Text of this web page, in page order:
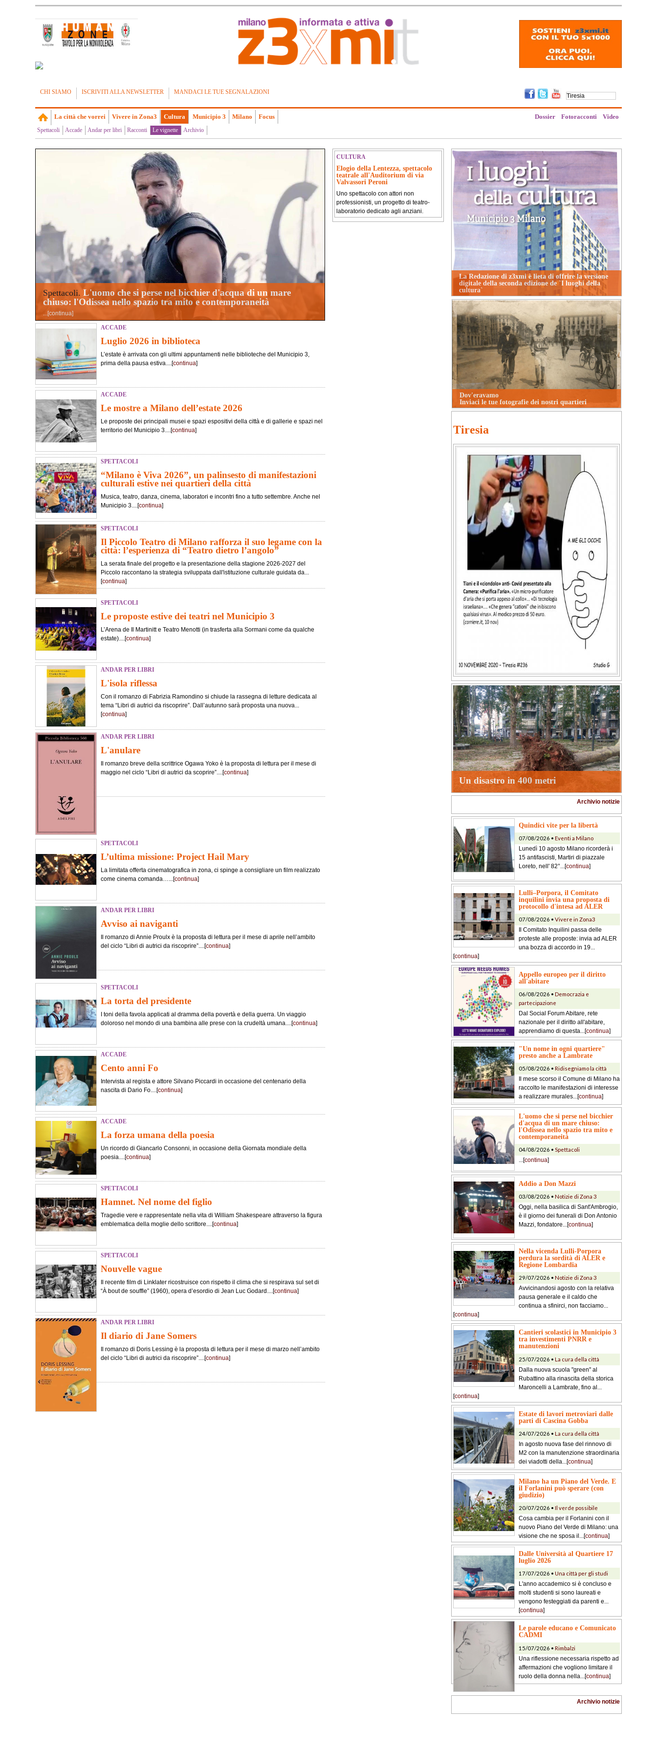
CHI SIAMO ISCRIVITI ALLA NEWSLETTER MANDACI LE TUE SEGNALAZIONI
La città che vorrei Vivere in Zona3 Cultura Municipio 3 Milano Focus Dossier Fotoracconti Video
Spettacoli Accade Andar per libri Racconti Le vignette Archivio
Spettacoli. L'uomo che si perse nel bicchier d'acqua di un mare
chiuso: l'Odissea nello spazio tra mito e contemporaneità
...[continua]
ACCADE
Luglio 2026 in biblioteca
L’estate è arrivata con gli ultimi appuntamenti nelle biblioteche del Municipio 3,
prima della pausa estiva....[continua]
ACCADE
Le mostre a Milano dell’estate 2026
Le proposte dei principali musei e spazi espositivi della città e di gallerie e spazi nel
territorio del Municipio 3....[continua]
SPETTACOLI
“Milano è Viva 2026”, un palinsesto di manifestazioni
culturali estive nei quartieri della città
Musica, teatro, danza, cinema, laboratori e incontri fino a tutto settembre. Anche nel
Municipio 3....[continua]
SPETTACOLI
Il Piccolo Teatro di Milano rafforza il suo legame con la
città: l’esperienza di “Teatro dietro l’angolo”
La serata finale del progetto e la presentazione della stagione 2026-2027 del
Piccolo raccontano la strategia sviluppata dall'istituzione culturale guidata da...
[continua]
SPETTACOLI
Le proposte estive dei teatri nel Municipio 3
L’Arena de Il Martinitt e Teatro Menotti (in trasferta alla Sormani come da qualche
estate)....[continua]
ANDAR PER LIBRI
L'isola riflessa
Con il romanzo di Fabrizia Ramondino si chiude la rassegna di letture dedicata al
tema “Libri di autrici da riscoprire”. Dall’autunno sarà proposta una nuova...
[continua]
ANDAR PER LIBRI
L'anulare
Il romanzo breve della scrittrice Ogawa Yoko è la proposta di lettura per il mese di
maggio nel ciclo “Libri di autrici da scoprire”....[continua]
SPETTACOLI
L’ultima missione: Project Hail Mary
La limitata offerta cinematografica in zona, ci spinge a consigliare un film realizzato
come cinema comanda…...[continua]
ANDAR PER LIBRI
Avviso ai naviganti
Il romanzo di Annie Proulx è la proposta di lettura per il mese di aprile nell’ambito
del ciclo “Libri di autrici da riscoprire”....[continua]
SPETTACOLI
La torta del presidente
I toni della favola applicati al dramma della povertà e della guerra. Un viaggio
doloroso nel mondo di una bambina alle prese con la crudeltà umana....[continua]
ACCADE
Cento anni Fo
Intervista al regista e attore Silvano Piccardi in occasione del centenario della
nascita di Dario Fo....[continua]
ACCADE
La forza umana della poesia
Un ricordo di Giancarlo Consonni, in occasione della Giornata mondiale della
poesia....[continua]
SPETTACOLI
Hamnet. Nel nome del figlio
Tragedie vere e rappresentate nella vita di William Shakespeare attraverso la figura
emblematica della moglie dello scrittore....[continua]
SPETTACOLI
Nouvelle vague
Il recente film di Linklater ricostruisce con rispetto il clima che si respirava sul set di
“À bout de souffle” (1960), opera d’esordio di Jean Luc Godard....[continua]
ANDAR PER LIBRI
Il diario di Jane Somers
Il romanzo di Doris Lessing è la proposta di lettura per il mese di marzo nell’ambito
del ciclo “Libri di autrici da riscoprire”....[continua]
CULTURA
Elogio della Lentezza, spettacolo
teatrale all'Auditorium di via
Valvassori Peroni
Uno spettacolo con attori non
professionisti, un progetto di teatro-
laboratorio dedicato agli anziani.
La Redazione di z3xmi è lieta di offrire la versione
digitale della seconda edizione de `I luoghi della
cultura`
Dov'eravamo
Inviaci le tue fotografie dei nostri quartieri
Tiresia
Un disastro in 400 metri
Archivio notizie
Quindici vite per la libertà
07/08/2026 • Eventi a Milano
Lunedì 10 agosto Milano ricorderà i
15 antifascisti, Martiri di piazzale
Loreto, nell' 82°...[continua]
Lulli–Porpora, il Comitato
inquilini invia una proposta di
protocollo d'intesa ad ALER
07/08/2026 • Vivere in Zona3
Il Comitato Inquilini passa delle
proteste alle proposte: invia ad ALER
una bozza di accordo in 19...
[continua]
Appello europeo per il diritto
all'abitare
06/08/2026 • Democrazia e
partecipazione
Dal Social Forum Abitare, rete
nazionale per il diritto all'abitare,
apprendiamo di questa...[continua]
"Un nome in ogni quartiere"
presto anche a Lambrate
05/08/2026 • Ridisegniamo la città
Il mese scorso il Comune di Milano ha
raccolto le manifestazioni di interesse
a realizzare murales...[continua]
L'uomo che si perse nel bicchier
d'acqua di un mare chiuso:
l'Odissea nello spazio tra mito e
contemporaneità
04/08/2026 • Spettacoli
...[continua]
Addio a Don Mazzi
03/08/2026 • Notizie di Zona 3
Oggi, nella basilica di Sant'Ambrogio,
è il giorno dei funerali di Don Antonio
Mazzi, fondatore...[continua]
Nella vicenda Lulli-Porpora
perdura la sordità di ALER e
Regione Lombardia
29/07/2026 • Notizie di Zona 3
Avvicinandosi agosto con la relativa
pausa generale e il caldo che
continua a sfinirci, non facciamo...
[continua]
Cantieri scolastici in Municipio 3
tra investimenti PNRR e
manutenzioni
25/07/2026 • La cura della città
Dalla nuova scuola "green" al
Rubattino alla rinascita della storica
Maroncelli a Lambrate, fino al...
[continua]
Estate di lavori metroviari dalle
parti di Cascina Gobba
24/07/2026 • La cura della città
In agosto nuova fase del rinnovo di
M2 con la manutenzione straordinaria
dei viadotti della...[continua]
Milano ha un Piano del Verde. E
il Forlanini può sperare (con
giudizio)
20/07/2026 • Il verde possibile
Cosa cambia per il Forlanini con il
nuovo Piano del Verde di Milano: una
visione che ne sposa il...[continua]
Dalle Università al Quartiere 17
luglio 2026
17/07/2026 • Una città per gli studi
L'anno accademico si è concluso e
molti studenti si sono laureati e
vengono festeggiati da parenti e...
[continua]
Le parole educano e Comunicato
CADMI
15/07/2026 • Rimbalzi
Una riflessione necessaria rispetto ad
affermazioni che vogliono limitare il
ruolo della donna nella...[continua]
Archivio notizie